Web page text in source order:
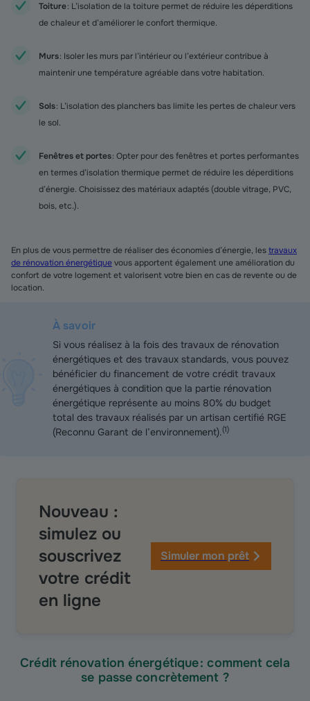
Toiture: L’isolation de la toiture permet de réduire les déperditions
de chaleur et d’améliorer le confort thermique.
Murs: Isoler les murs par l’intérieur ou l’extérieur contribue à
maintenir une température agréable dans votre habitation.
Sols: L’isolation des planchers bas limite les pertes de chaleur vers
le sol.
Fenêtres et portes: Opter pour des fenêtres et portes performantes
en termes d’isolation thermique permet de réduire les déperditions
d’énergie. Choisissez des matériaux adaptés (double vitrage, PVC,
bois, etc.).
En plus de vous permettre de réaliser des économies d’énergie, lestravaux
de rénovation énergétiquevous apportent également une amélioration du
confort de votre logement et valorisent votre bien en cas de revente ou de
location.
À savoir
Si vous réalisez à la fois des travaux de rénovation
énergétiques et des travaux standards, vous pouvez
bénéficier du financement de votre crédit travaux
énergétiques à condition que la partie rénovation
énergétique représente au moins 80% du budget
total des travaux réalisés par un artisan certifié RGE
(Reconnu Garant de l’environnement).(1)
Nouveau :
simulez ou
souscrivez
votre crédit
en ligne
Simuler mon prêt
Crédit rénovation énergétique : comment cela
se passe concrètement ?